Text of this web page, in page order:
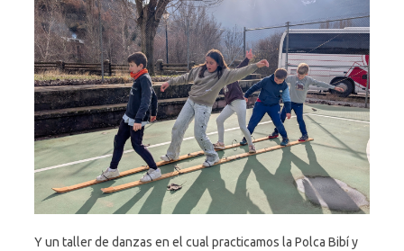
Y un taller de danzas en el cual practicamos la Polca Bibí y